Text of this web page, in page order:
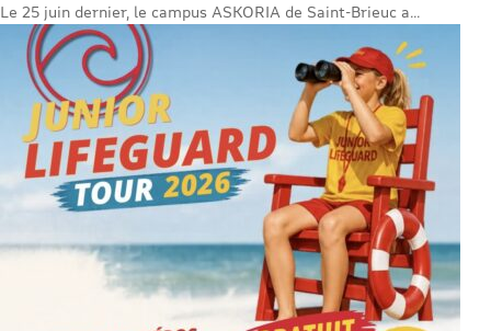
Le 25 juin dernier, le campus ASKORIA de Saint-Brieuc a...